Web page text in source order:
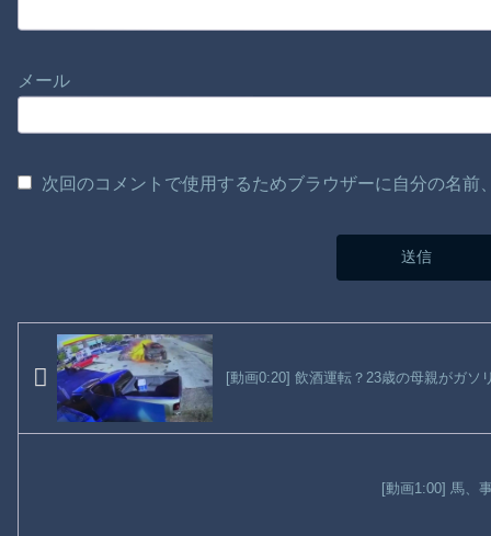
メール
次回のコメントで使用するためブラウザーに自分の名
[動画0:20] 飲酒運転？23歳の母親がガソ
[動画1:00] 馬、